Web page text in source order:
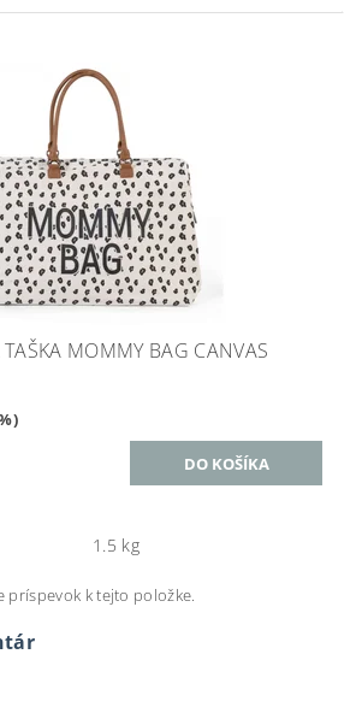
TAŠKA MOMMY BAG CANVAS
1.5 kg
príspevok k tejto položke.